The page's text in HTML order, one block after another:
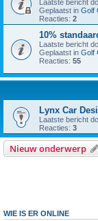
Laatste bericht
Geplaatst in Golf
Reacties: 2
10%
Laatste bericht
Geplaatst in Golf
Reacties: 55
Lynx Car
Laatste bericht
Reacties: 3
Nieuw onderwerp
WIE IS ER ONLINE